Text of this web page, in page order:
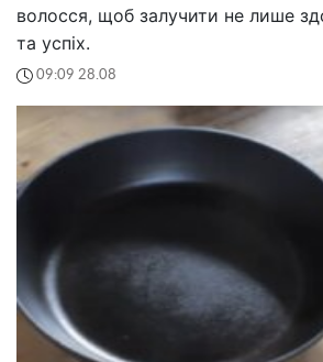
волосся, щоб залучити не лише
та успіх.
09:09 28.08